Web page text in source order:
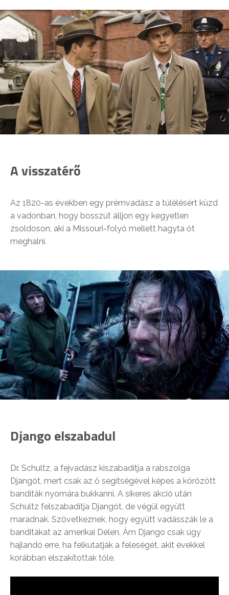
A visszatérő
Az 1820-as években egy prémvadász a túlélésért küzd
a vadonban, hogy bosszút álljon egy kegyetlen
zsoldoson, aki a Missouri-folyó mellett hagyta őt
meghalni.
Django elszabadul
Dr. Schultz, a fejvadász kiszabadítja a rabszolga
Djangót, mert csak az ő segítségével képes a körözött
banditák nyomára bukkanni. A sikeres akció után
Schultz felszabadítja Djangót, de végül együtt
maradnak. Szövetkeznek, hogy együtt vadásszák le a
banditákat az amerikai Délen. Ám Django csak úgy
hajlandó erre, ha felkutatják a feleségét, akit évekkel
korábban elszakítottak tőle.